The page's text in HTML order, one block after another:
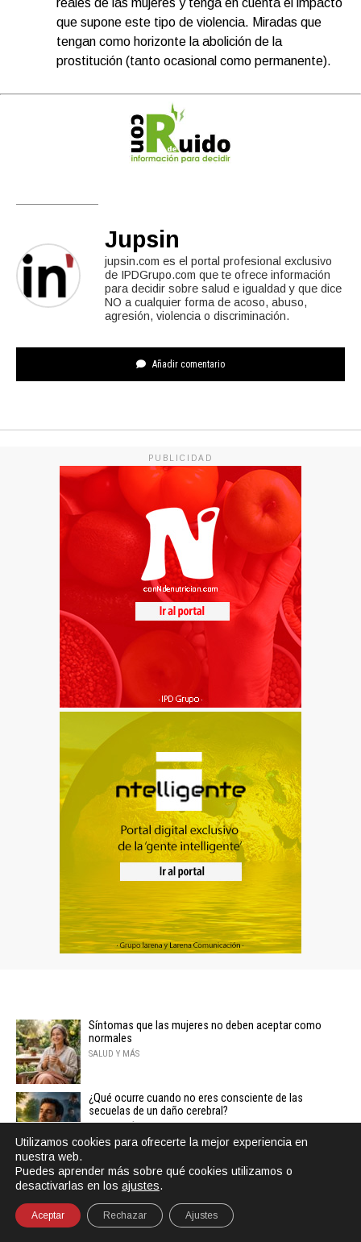
SHARE
que supone este tipo de violencia. Miradas que
tengan como horizonte la abolición de la
prostitución (tanto ocasional como permanente).
Jupsin
jupsin.com es el portal profesional exclusivo
de IPDGrupo.com que te ofrece información
para decidir sobre salud e igualdad y que dice
NO a cualquier forma de acoso, abuso,
agresión, violencia o discriminación.
Añadir comentario
PUBLICIDAD
Síntomas que las mujeres no deben aceptar como
normales
SALUD Y MÁS
¿Qué ocurre cuando no eres consciente de las
secuelas de un daño cerebral?
SALUD Y MÁS
¿Sabes cuál es la diferencia entre sensibilidad y
narcisismo?
Utilizamos cookies para ofrecerte la mejor experiencia en
nuestra web.
Puedes aprender más sobre qué cookies utilizamos o
desactivarlas en los ajustes.
Aceptar Rechazar Ajustes